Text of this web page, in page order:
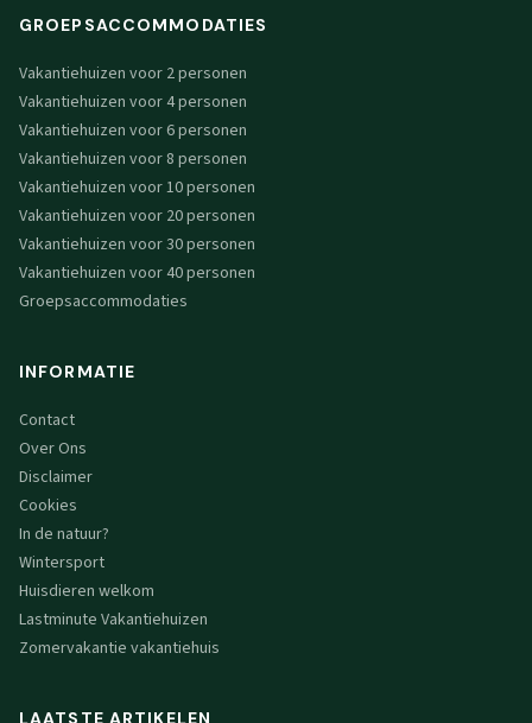
GROEPSACCOMMODATIES
Vakantiehuizen voor 2 personen
Vakantiehuizen voor 4 personen
Vakantiehuizen voor 6 personen
Vakantiehuizen voor 8 personen
Vakantiehuizen voor 10 personen
Vakantiehuizen voor 20 personen
Vakantiehuizen voor 30 personen
Vakantiehuizen voor 40 personen
Groepsaccommodaties
INFORMATIE
Contact
Over Ons
Disclaimer
Cookies
In de natuur?
Wintersport
Huisdieren welkom
Lastminute Vakantiehuizen
Zomervakantie vakantiehuis
LAATSTE ARTIKELEN